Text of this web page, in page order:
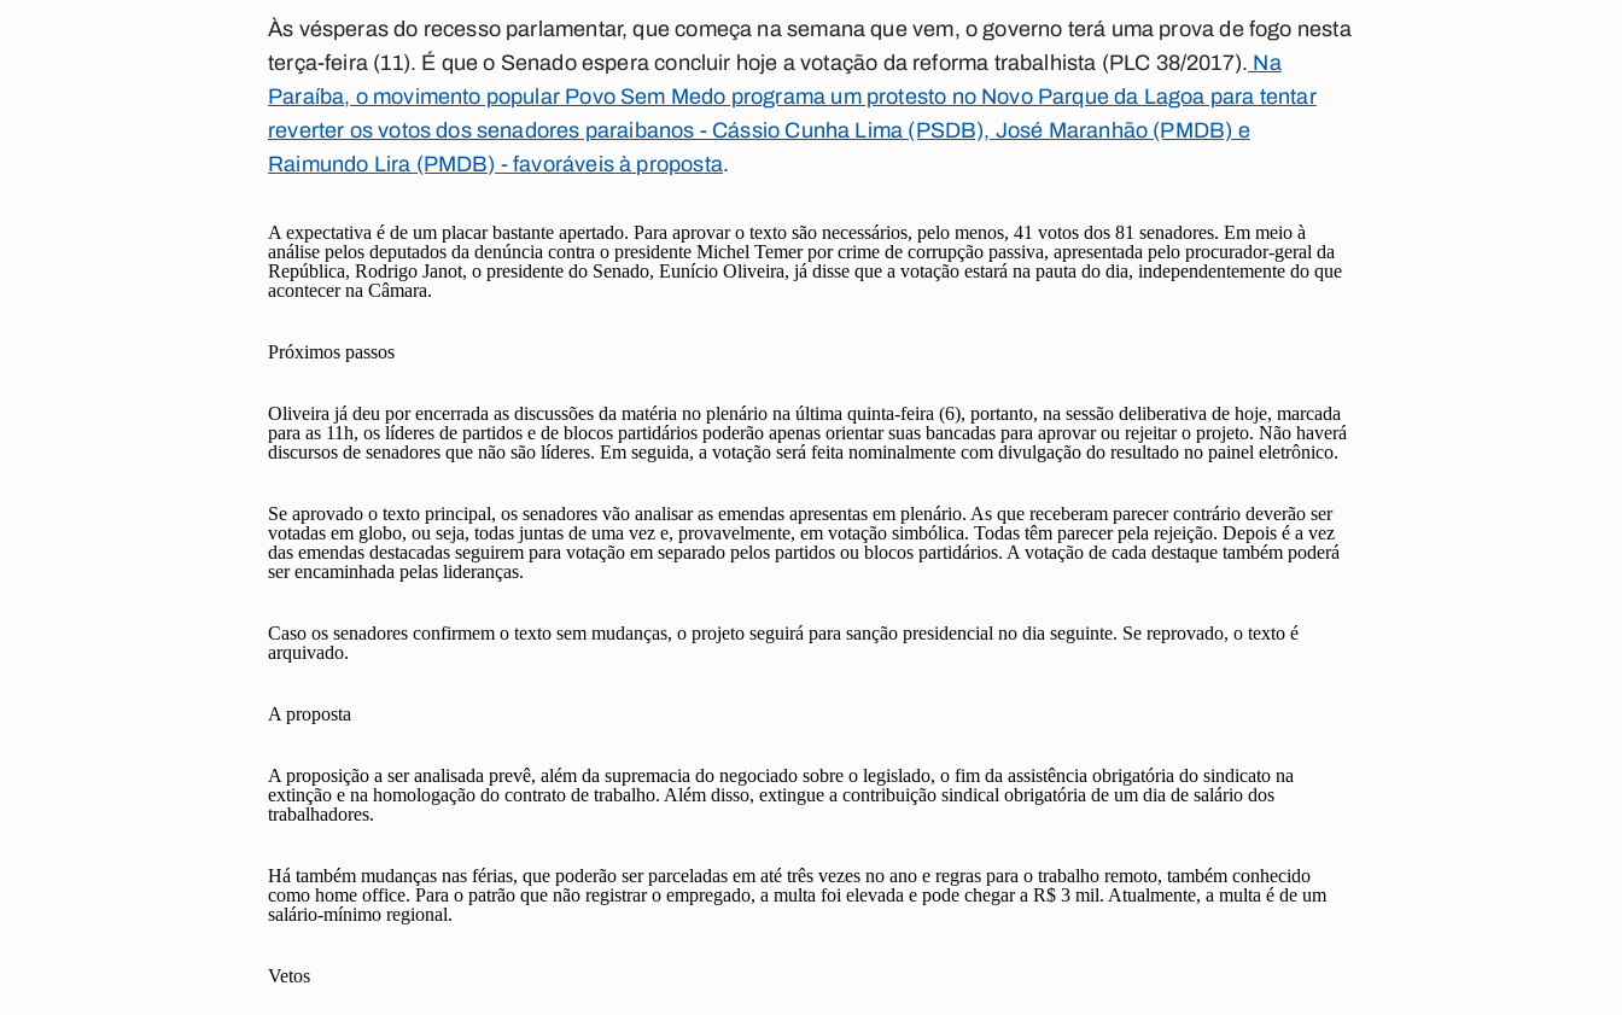
Às vésperas do recesso parlamentar, que começa na semana que vem, o governo terá uma prova de fogo nesta
terça-feira (11). É que o Senado espera concluir hoje a votação da reforma trabalhista (PLC 38/2017). Na
Paraíba, o movimento popular Povo Sem Medo programa um protesto no Novo Parque da Lagoa para tentar
reverter os votos dos senadores paraibanos - Cássio Cunha Lima (PSDB), José Maranhão (PMDB) e
Raimundo Lira (PMDB) - favoráveis à proposta.
A expectativa é de um placar bastante apertado. Para aprovar o texto são necessários, pelo menos, 41 votos dos 81 senadores. Em meio à
análise pelos deputados da denúncia contra o presidente Michel Temer por crime de corrupção passiva, apresentada pelo procurador-geral da
República, Rodrigo Janot, o presidente do Senado, Eunício Oliveira, já disse que a votação estará na pauta do dia, independentemente do que
acontecer na Câmara.
Próximos passos
Oliveira já deu por encerrada as discussões da matéria no plenário na última quinta-feira (6), portanto, na sessão deliberativa de hoje, marcada
para as 11h, os líderes de partidos e de blocos partidários poderão apenas orientar suas bancadas para aprovar ou rejeitar o projeto. Não haverá
discursos de senadores que não são líderes. Em seguida, a votação será feita nominalmente com divulgação do resultado no painel eletrônico.
Se aprovado o texto principal, os senadores vão analisar as emendas apresentas em plenário. As que receberam parecer contrário deverão ser
votadas em globo, ou seja, todas juntas de uma vez e, provavelmente, em votação simbólica. Todas têm parecer pela rejeição. Depois é a vez
das emendas destacadas seguirem para votação em separado pelos partidos ou blocos partidários. A votação de cada destaque também poderá
ser encaminhada pelas lideranças.
Caso os senadores confirmem o texto sem mudanças, o projeto seguirá para sanção presidencial no dia seguinte. Se reprovado, o texto é
arquivado.
A proposta
A proposição a ser analisada prevê, além da supremacia do negociado sobre o legislado, o fim da assistência obrigatória do sindicato na
extinção e na homologação do contrato de trabalho. Além disso, extingue a contribuição sindical obrigatória de um dia de salário dos
trabalhadores.
Há também mudanças nas férias, que poderão ser parceladas em até três vezes no ano e regras para o trabalho remoto, também conhecido
como home office. Para o patrão que não registrar o empregado, a multa foi elevada e pode chegar a R$ 3 mil. Atualmente, a multa é de um
salário-mínimo regional.
Vetos